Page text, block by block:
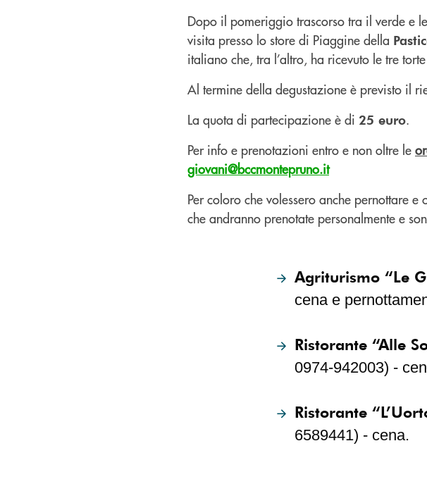
Dopo il pomeriggio trascorso tra il verde e
visita presso lo store di Piaggine della
italiano che, tra l’altro, ha ricevuto le tre
Al termine della degustazione è previsto il
La quota di partecipazione è di 25 euro.
Per info e prenotazioni entro e non oltre le
giovani@bccmontepruno.it
Per coloro che volessero anche pernottare
che andranno prenotate personalmente e
Agriturismo “Le
cena e
Ristorante “Alle
0974-942003) -
Ristorante
6589441) - cena.